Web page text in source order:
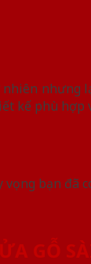
nhiên
kế phù hợp
vọng bạn đã
GỖ